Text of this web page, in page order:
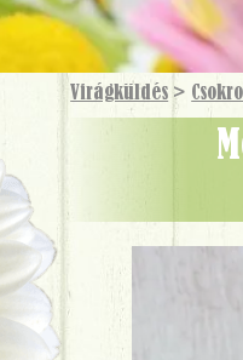
Virágküldés >
modern üveg kocka, lila virágokkal (16 szál) - Virágküldés